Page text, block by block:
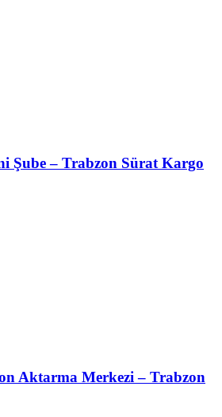
Şube – Trabzon Sürat Kargo
Aktarma Merkezi – Trabzon